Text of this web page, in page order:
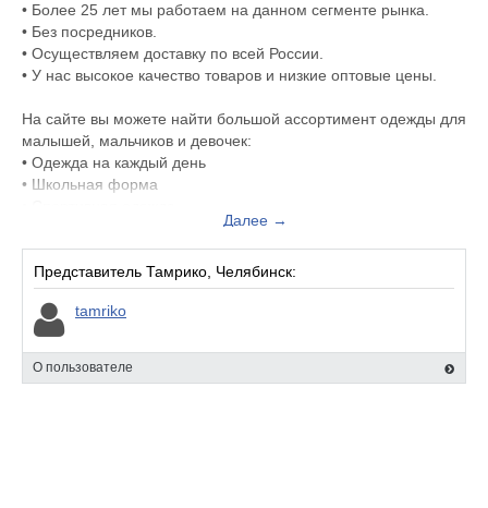
• Более 25 лет мы работаем на данном сегменте рынка.
• Без посредников.
• Осуществляем доставку по всей России.
• У нас высокое качество товаров и низкие оптовые цены.
На сайте вы можете найти большой ассортимент одежды для
малышей, мальчиков и девочек:
• Одежда на каждый день
• Школьная форма
• Размерный ряд представлен от товаров для
новорожденных до подростков.
Преимущества нашего интернет-магазина:
• Консультации специалистов
Мы поможем выбрать товар и оформить оптовый заказ.
Свяжитесь с менеджером “TAMRIKO” – он ответит на все
интересующие вопросы.
Далее →
Представитель Тамрико, Челябинск:
tamriko
О пользователе